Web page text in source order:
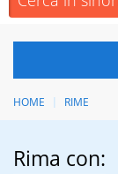
HOME RIME
Rima con: